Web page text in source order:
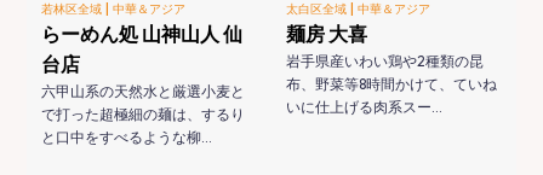
若林区全域 |中華＆アジア
らーめん処 山神山人 仙
台店
六甲山系の天然水と厳選小麦と
で打った超極細の麺は、するり
と口中をすべるような柳…
太白区全域 | 中華＆アジア
麺房 大喜
岩手県産いわい鶏や2種類の昆
布、野菜等8時間かけて、ていね
いに仕上げる肉系スー…